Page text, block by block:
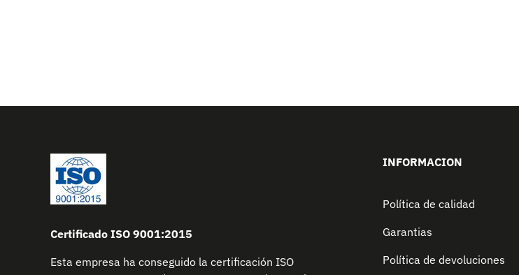
Certificado ISO 9001:2015
Esta empresa ha conseguido la certificación ISO
INFORMACION
Política de calidad
Garantias
Política de devoluciones